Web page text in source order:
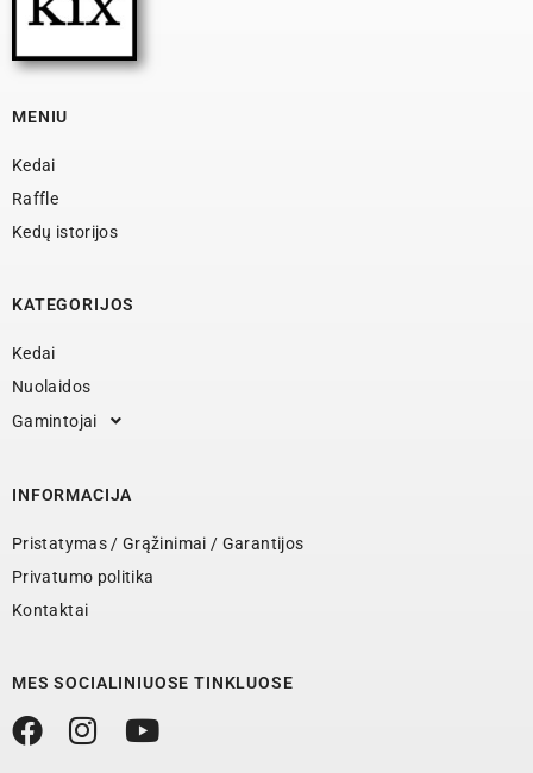
MENIU
Kedai
Raffle
Kedų istorijos
KATEGORIJOS
Kedai
Nuolaidos
Gamintojai
INFORMACIJA
Pristatymas / Grąžinimai / Garantijos
Privatumo politika
Kontaktai
MES SOCIALINIUOSE TINKLUOSE